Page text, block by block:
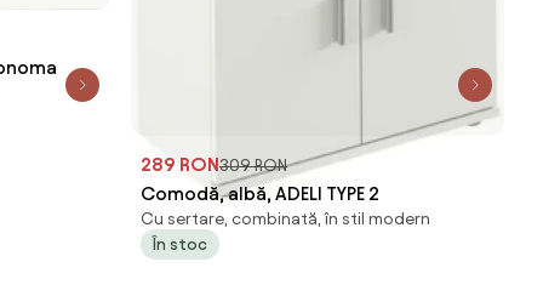
289 RON309 RON
Comodă, albă, ADELI TYPE 2
Cu sertare, combinată, în stil modern
În stoc